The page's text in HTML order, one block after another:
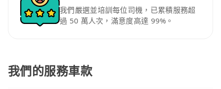
我們嚴選並培訓每位司機，已累積服務超
過 50 萬人次，滿意度高達 99%。
我們的服務車款